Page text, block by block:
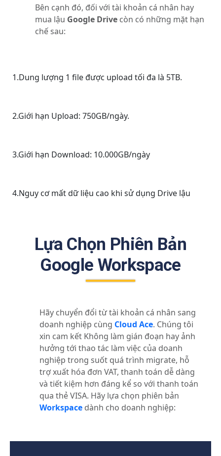
Bên cạnh đó, đối với tài khoản cá nhân hay
mua lậu Google Drive còn có những mặt hạn
chế sau:
1.Dung lượng 1 file được upload tối đa là 5TB.
2.Giới hạn Upload: 750GB/ngày.
3.Giới hạn Download: 10.000GB/ngày
4.Nguy cơ mất dữ liệu cao khi sử dụng Drive lậu
Lựa Chọn Phiên Bản
Google Workspace
Hãy chuyển đổi từ tài khoản cá nhân sang
doanh nghiệp cùng Cloud Ace. Chúng tôi
xin cam kết Không làm gián đoạn hay ảnh
hưởng tới thao tác làm việc của doanh
nghiệp trong suốt quá trình migrate, hỗ
trợ xuất hóa đơn VAT, thanh toán dễ dàng
và tiết kiệm hơn đáng kể so với thanh toán
qua thẻ VISA. Hãy lựa chọn phiên bản
Workspace dành cho doanh nghiệp: